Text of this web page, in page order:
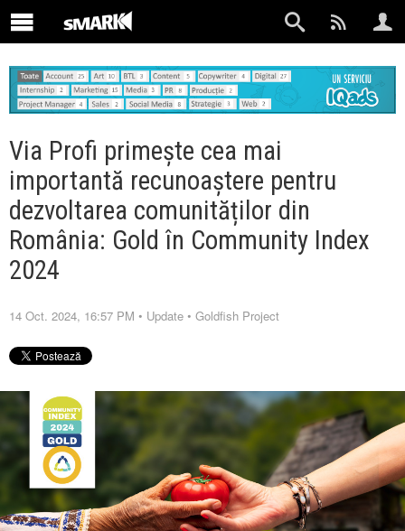
Via Profi primește cea mai
importantă recunoaștere pentru
dezvoltarea comunităților din
România: Gold în Community Index
2024
14 Oct. 2024, 16:57 PM • Update • Goldfish Project